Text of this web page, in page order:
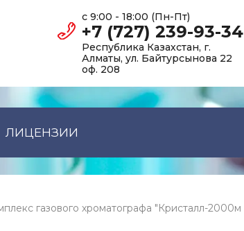
с 9:00 - 18:00 (Пн-Пт)
+7 (727) 239-93-34
Республика Казахстан, г.
Алматы, ул. Байтурсынова 22
оф. 208
ЛИЦЕНЗИИ
газового хроматографа "Кристалл-2000м